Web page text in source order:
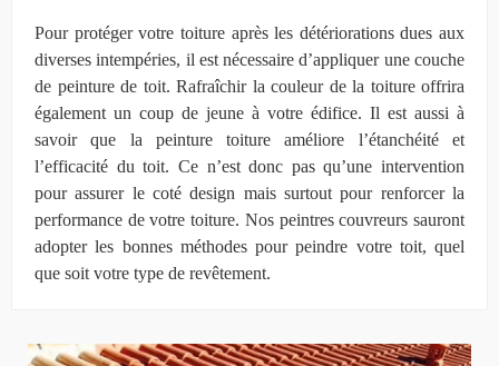
Pour protéger votre toiture après les détériorations dues aux
diverses intempéries, il est nécessaire d’appliquer une couche
de peinture de toit. Rafraîchir la couleur de la toiture offrira
également un coup de jeune à votre édifice. Il est aussi à
savoir que la peinture toiture améliore l’étanchéité et
l’efficacité du toit. Ce n’est donc pas qu’une intervention
pour assurer le coté design mais surtout pour renforcer la
performance de votre toiture. Nos peintres couvreurs sauront
adopter les bonnes méthodes pour peindre votre toit, quel
que soit votre type de revêtement.